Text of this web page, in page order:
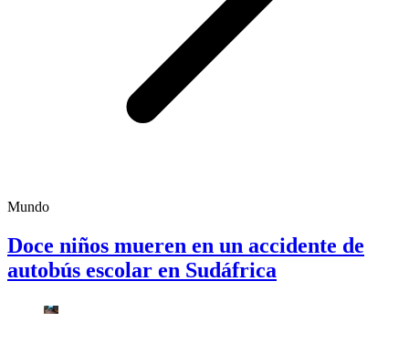
Mundo
Doce niños mueren en un accidente de
autobús escolar en Sudáfrica